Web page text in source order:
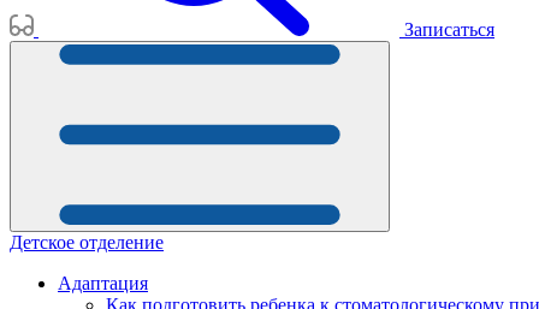
Записаться
Детское отделение
Адаптация
Как подготовить ребенка к стоматологическому